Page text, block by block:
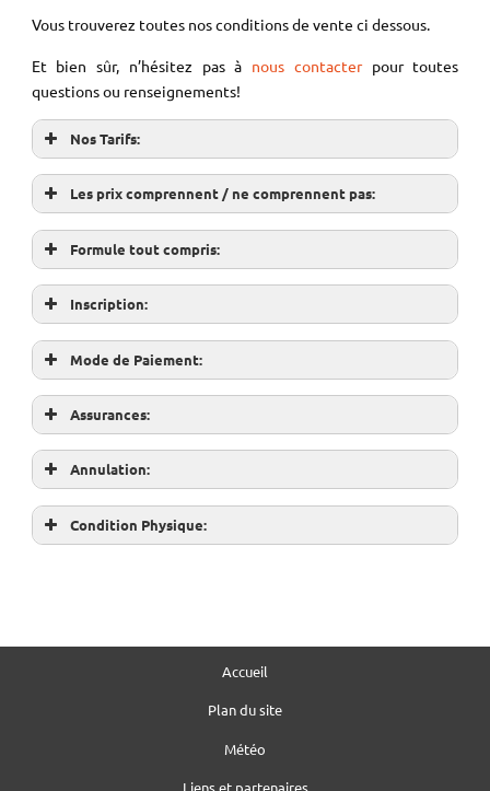
Vous trouverez toutes nos conditions de vente ci dessous.
Et bien sûr, n’hésitez pas à nous contacterpour toutes
questions ou renseignements!
Nos Tarifs:
Les prix comprennent / ne comprennent pas:
Formule tout compris:
Inscription:
Mode de Paiement:
Assurances:
Annulation:
Condition Physique:
Accueil
Plan du site
Météo